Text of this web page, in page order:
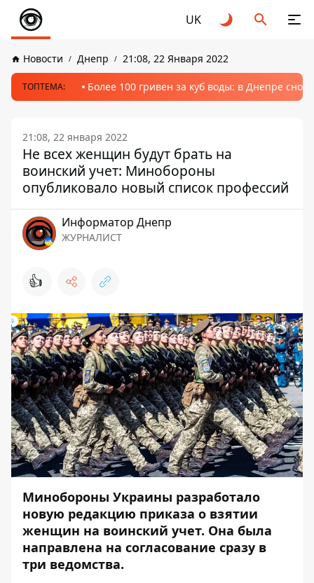
UK
Новости Днепр 21:08, 22 Января 2022
ТОПТЕМА: Более 100 гривен за куб воды: в Днепре
21:08, 22 января 2022
Не всех женщин будут брать на
воинский учет: Минобороны
опубликовало новый список профессий
Информатор Днепр
ЖУРНАЛИСТ
👍
Минобороны Украины разработало
новую редакцию приказа о взятии
женщин на воинский учет. Она была
направлена на согласование сразу в
три ведомства.